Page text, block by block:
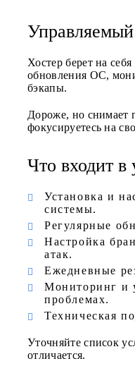
Хостер берет на
обновления ОС,
бэкапы.
Дороже, но снимает
фокусируетесь на
Что входит в
Установка и
системы.
Регулярные
Настройка
атак.
Ежедневные
Мониторинг и
проблемах.
Техническая
Уточняйте список
отличается.